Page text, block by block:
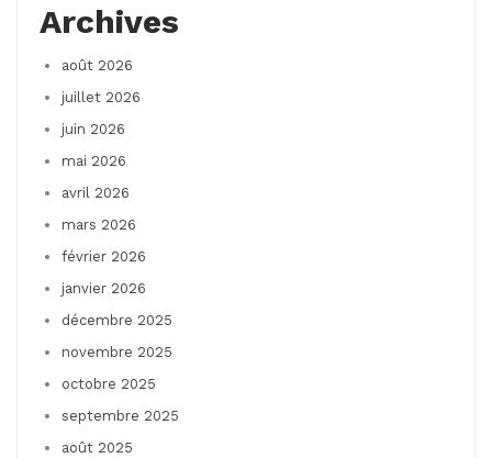
Archives
août 2026
juillet 2026
juin 2026
mai 2026
avril 2026
mars 2026
février 2026
janvier 2026
décembre 2025
novembre 2025
octobre 2025
septembre 2025
août 2025